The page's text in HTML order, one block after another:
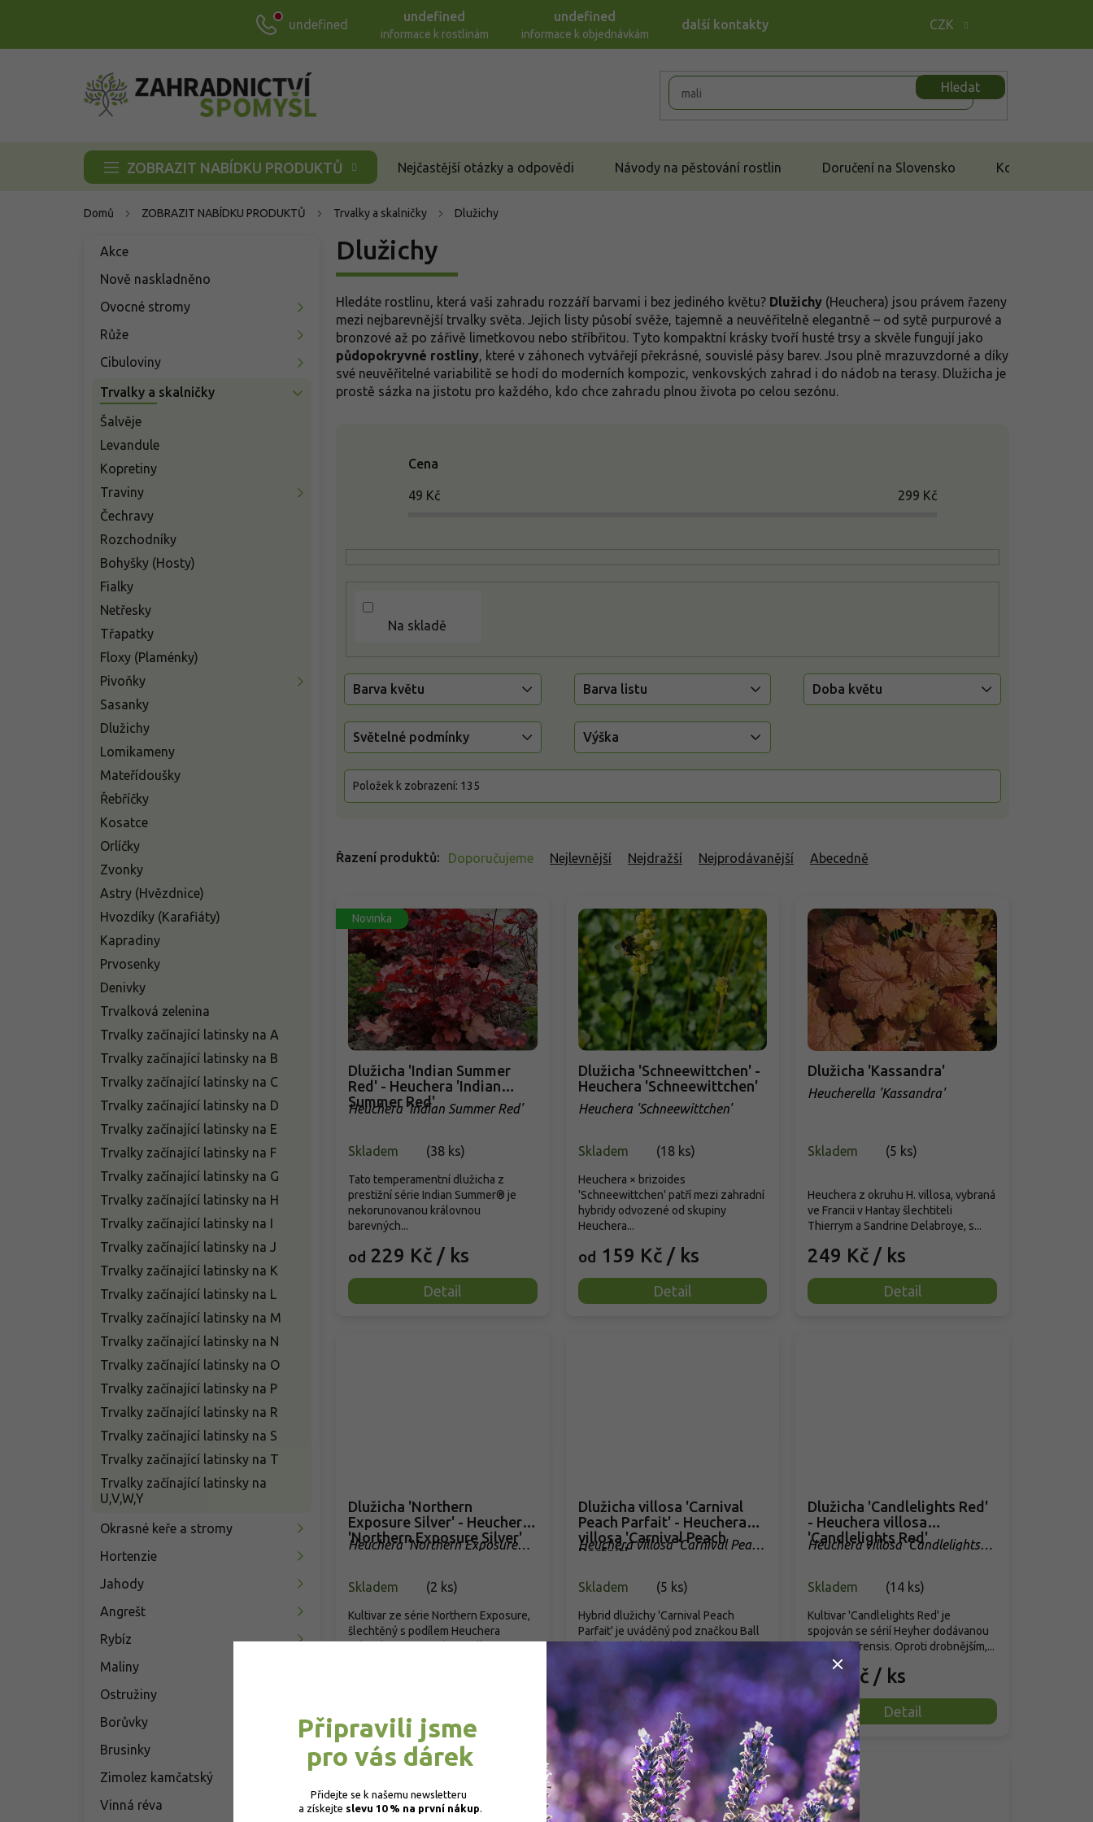
CZK
undefined
undefined
informace k rostlinám
undefined
informace k objednávkám
další kontakty
Hledat
ZOBRAZIT NABÍDKU PRODUKTŮ Nejčastější otázky a odpovědi Návody na pěstování rostlin Doručení na Slovensko Kontakt
Domů ZOBRAZIT NABÍDKU PRODUKTŮ Trvalky a skalničky Dlužichy
Přeskočit
Akce
Nově naskladněno
Ovocné stromy
Růže
Cibuloviny
Trvalky a skalničky
Šalvěje
Levandule
Kopretiny
Traviny
Čechravy
Rozchodníky
Bohyšky (Hosty)
Fialky
Netřesky
Třapatky
Floxy (Plaménky)
Pivoňky
Sasanky
Dlužichy
Lomikameny
Mateřídoušky
Řebříčky
Kosatce
Orlíčky
Zvonky
Astry (Hvězdnice)
Hvozdíky (Karafiáty)
Kapradiny
Prvosenky
Denivky
Trvalková zelenina
Trvalky začínající latinsky na A
Trvalky začínající latinsky na B
Trvalky začínající latinsky na C
Trvalky začínající latinsky na D
Trvalky začínající latinsky na E
Trvalky začínající latinsky na F
Trvalky začínající latinsky na G
Trvalky začínající latinsky na H
Trvalky začínající latinsky na I
Trvalky začínající latinsky na J
Trvalky začínající latinsky na K
Trvalky začínající latinsky na L
Trvalky začínající latinsky na M
Trvalky začínající latinsky na N
Trvalky začínající latinsky na O
Trvalky začínající latinsky na P
Trvalky začínající latinsky na R
Trvalky začínající latinsky na S
Trvalky začínající latinsky na T
Trvalky začínající latinsky na
U,V,W,Y
Okrasné keře a stromy
Hortenzie
Jahody
Angrešt
Rybíz
Maliny
Ostružiny
Borůvky
Brusinky
Zimolez kamčatský
Vinná réva
Dlužichy
Hledáte rostlinu, která vaši zahradu rozzáří barvami i bez jediného květu? Dlužichy (Heuchera) jsou právem řazeny
mezi nejbarevnější trvalky světa. Jejich listy působí svěže, tajemně a neuvěřitelně elegantně – od sytě purpurové a
bronzové až po zářivě limetkovou nebo stříbřitou. Tyto kompaktní krásky tvoří husté trsy a skvěle fungují jako
půdopokryvné rostliny, které v záhonech vytvářejí překrásné, souvislé pásy barev. Jsou plně mrazuvzdorné a díky
své neuvěřitelné variabilitě se hodí do moderních kompozic, venkovských zahrad i do nádob na terasy. Dlužicha je
prostě sázka na jistotu pro každého, kdo chce zahradu plnou života po celou sezónu.
Řazení produktů Doporučujeme Nejlevnější Nejdražší Nejprodávanější Abecedně
Cena
49 Kč 299 Kč
Na skladě
Barva květu Barva listu Doba květu
Světelné podmínky Výška
Položek k zobrazení: 135
Novinka
Dlužicha 'Indian Summer
Red' - Heuchera 'Indian
Summer Red'
Heuchera 'Indian Summer Red'
Skladem (38 ks)
od 229 Kč / ks
Detail
Tato temperamentní dlužicha z
prestižní série Indian Summer® je
nekorunovanou královnou
barevných...
Dlužicha 'Schneewittchen' -
Heuchera 'Schneewittchen'
Heuchera 'Schneewittchen'
Skladem (18 ks)
od 159 Kč / ks
Detail
Heuchera × brizoides
'Schneewittchen' patří mezi zahradní
hybridy odvozené od skupiny
Heuchera...
Dlužicha 'Kassandra'
Heucherella 'Kassandra'
Skladem (5 ks)
249 Kč / ks
Detail
Heuchera z okruhu H. villosa, vybraná
ve Francii v Hantay šlechtiteli
Thierrym a Sandrine Delabroye, s...
Dlužicha 'Northern
Exposure Silver' - Heuchera
'Northern Exposure Silver'
Heuchera 'Northern Exposure
Skladem
(2 ks)
Kultivar ze série Northern Exposure,
šlechtěný s podílem Heuchera
Dlužicha villosa 'Carnival
Peach Parfait' - Heuchera
villosa 'Carnival Peach
Parfait'
Heuchera villosa 'Carnival Peach
Skladem
(5 ks)
239 Kč / ks
Detail
Hybrid dlužichy 'Carnival Peach
Parfait' je uváděný pod značkou Ball
Dlužicha 'Candlelights Red'
- Heuchera villosa
'Candlelights Red'
Heuchera villosa 'Candlelights
Skladem
(14 ks)
299 Kč / ks
Detail
Kultivar 'Candlelights Red' je
spojován se sérií Heyher dodávanou
firmou Florensis. Oproti drobnějším,...
Připravili jsme
pro vás dárek
Přidejte se k našemu newsletteru
a získejte slevu 10 % na první nákup.